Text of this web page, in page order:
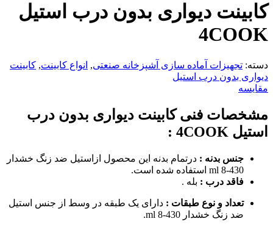
کابینت دیواری بدون درب استیل
4COOK
دسته: تجهیزات آماده سازی آشپزخانه صنعتی, انواع کابینت, کابینت
دیواری بدون درب استیل
مقایسه
مشخصات فنی کابینت دیواری بدون درب
استیل 4COOK
:
جنس بدنه : درتمام بدنه این محصول ازاستیل ضد زنگ خشدار
430-8 ml استفاده شده است.
فاقد درب : بله .
تعداد و نوع طبقات : دارای یک طبقه در وسط از جنس استیل
ضد زنگ خشدار 430-8 ml.